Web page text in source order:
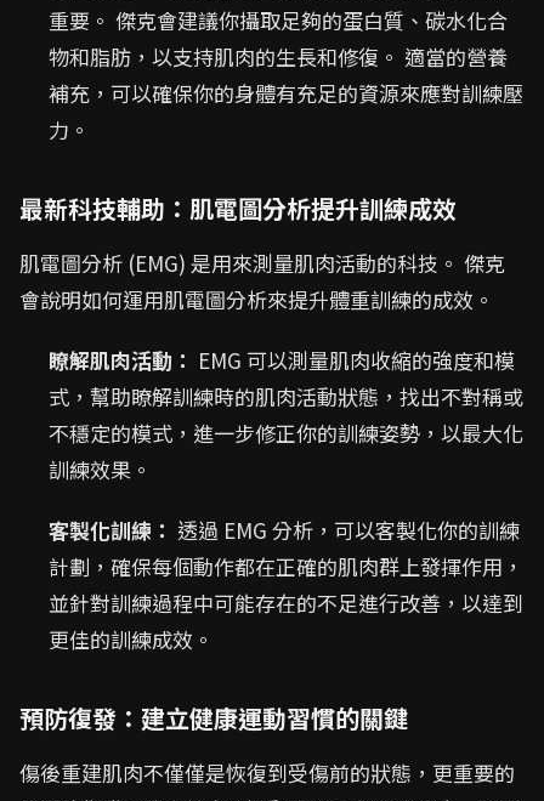
重要。 傑克會建議你攝取足夠的蛋白質、碳水化合
物和脂肪，以支持肌肉的生長和修復。 適當的營養
補充，可以確保你的身體有充足的資源來應對訓練壓
力。
最新科技輔助：肌電圖分析提升訓練成效
肌電圖分析 (EMG) 是用來測量肌肉活動的科技。 傑克
會說明如何運用肌電圖分析來提升體重訓練的成效。
瞭解肌肉活動： EMG 可以測量肌肉收縮的強度和模
式，幫助瞭解訓練時的肌肉活動狀態，找出不對稱或
不穩定的模式，進一步修正你的訓練姿勢，以最大化
訓練效果。
客製化訓練： 透過 EMG 分析，可以客製化你的訓練
計劃，確保每個動作都在正確的肌肉群上發揮作用，
並針對訓練過程中可能存在的不足進行改善，以達到
更佳的訓練成效。
預防復發：建立健康運動習慣的關鍵
傷後重建肌肉不僅僅是恢復到受傷前的狀態，更重要的